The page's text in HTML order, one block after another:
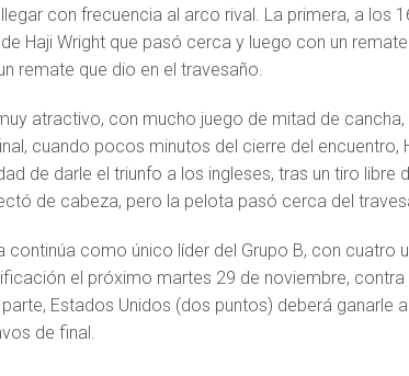
con frecuencia al arco rival. La primera, a los
Haji Wright que pasó cerca y luego con un
remate que dio en el travesaño.
atractivo, con mucho juego de mitad de
cuando pocos minutos del cierre del encuentro,
de darle el triunfo a los ingleses, tras un tiro libre
de cabeza, pero la pelota pasó cerca del
continúa como único líder del Grupo B, con cuatro
el próximo martes 29 de noviembre, contra
Estados Unidos (dos puntos) deberá ganarle
de final.